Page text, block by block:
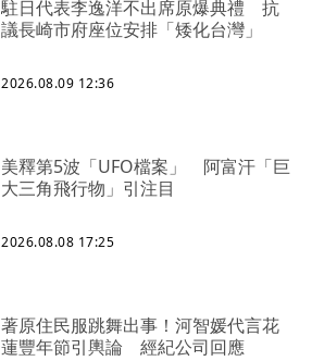
駐日代表李逸洋不出席原爆典禮 抗
議長崎市府座位安排「矮化台灣」
2026.08.09 12:36
美釋第5波「UFO檔案」 阿富汗「巨
大三角飛行物」引注目
2026.08.08 17:25
著原住民服跳舞出事！河智媛代言花
蓮豐年節引輿論 經紀公司回應